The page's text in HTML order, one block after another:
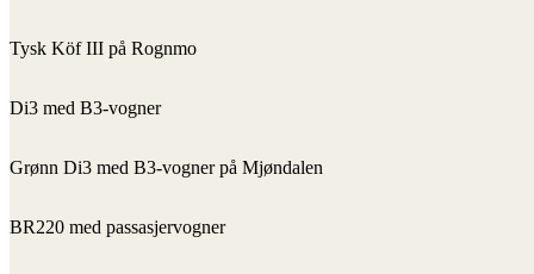
Tysk Köf III på Rognmo
Di3 med B3-vogner
Grønn Di3 med B3-vogner på Mjøndalen
BR220 med passasjervogner